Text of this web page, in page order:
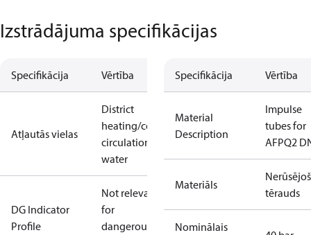
Izstrādājuma specifikācijas
Specifikācija Vērtība
Atļautās vielas
District
heating/cooling
circulation
water
DG Indicator
Profile
Not relevant
for
dangerous
Specifikācija Vērtība
Material
Description
Impulse
tubes for
AFPQ2
Materiāls
tērauds
Nominālais